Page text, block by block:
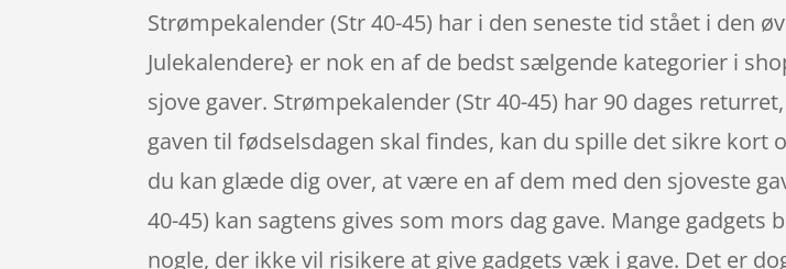
Strømpekalender (Str 40-45) har i den seneste tid stået i den
Julekalendere} er nok en af de bedst sælgende kategorier i
sjove gaver. Strømpekalender (Str 40-45) har 90 dages
gaven til fødselsdagen skal findes, kan du spille det sikre kort
du kan glæde dig over, at være en af dem med den sjoveste
40-45) kan sagtens gives som mors dag gave. Mange
nogle, der ikke vil risikere at give gadgets væk i gave. Det er